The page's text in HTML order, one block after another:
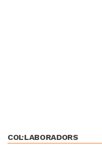
COL·LABORADORS